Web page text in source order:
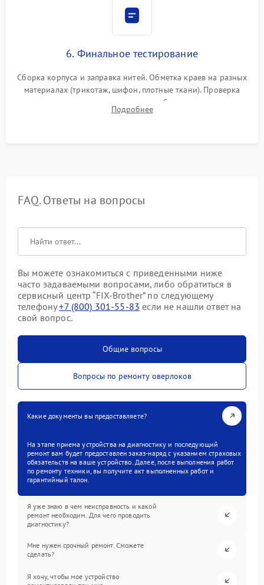
6. Финальное тестирование
Сборка корпуса и заправка нитей. Обметка краев на разных
материалах (трикотаж, шифон, плотные ткани). Проверка
ровности среза, эластичности шва, работы ролевого шва и
отсутствия стягивания или волнистости ткани.
Подробнее
FAQ. Ответы на вопросы
Вы можете ознакомиться с приведенными ниже
часто задаваемыми вопросами, либо обратиться в
сервисный центр “FIX-Brother” по следующему
телефону+7 (800) 301-55-83 если не нашли ответ на
свой вопрос.
Общие вопросы
Вопросы по ремонту оверлоков
Какие документы вы предоставляете?
На этапе приема устройства на диагностику и последующий
ремонт вам будет предоставлен заказ-наряд с указанием страховых
обязательств на ваше устройство. Далее, после выполнения работ
по ремонту техники, вы получите акт выполненных работ и
гарантийный талон.
Я уже знаю в чем неисправность и какой
ремонт необходим. Для чего проводить
диагностику?
Мне нужен срочный ремонт. Сможете
сделать?
Я хочу, чтобы мое устройство